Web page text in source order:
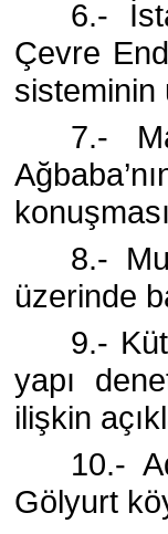
6.-
Çevre
sisteminin
7.-
8.-
üzerinde
9.-
yapı
ilişkin
10.-
Gölyurt